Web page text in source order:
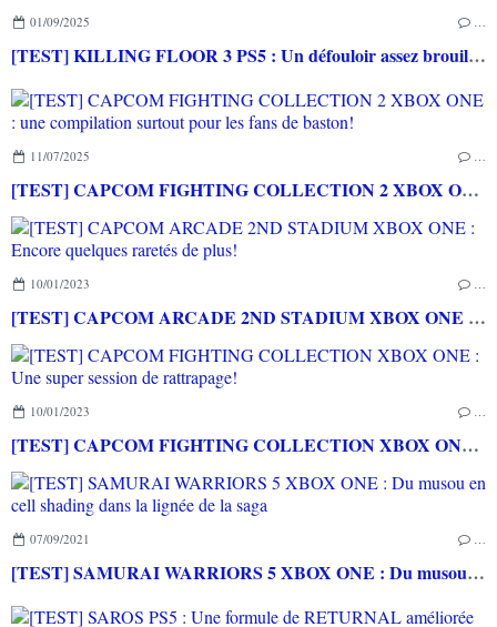
01/09/2025
[TEST] KILLING FLOOR 3 PS5 : Un défouloir assez brouillon
11/07/2025
[TEST] CAPCOM FIGHTING COLLECTION 2 XBOX ONE : une compilation surtout pour les fans de baston!
10/01/2023
[TEST] CAPCOM ARCADE 2ND STADIUM XBOX ONE : Encore quelques raretés de plus!
10/01/2023
[TEST] CAPCOM FIGHTING COLLECTION XBOX ONE : Une super session de rattrapage!
07/09/2021
[TEST] SAMURAI WARRIORS 5 XBOX ONE : Du musou en cell shading dans la lignée de la saga